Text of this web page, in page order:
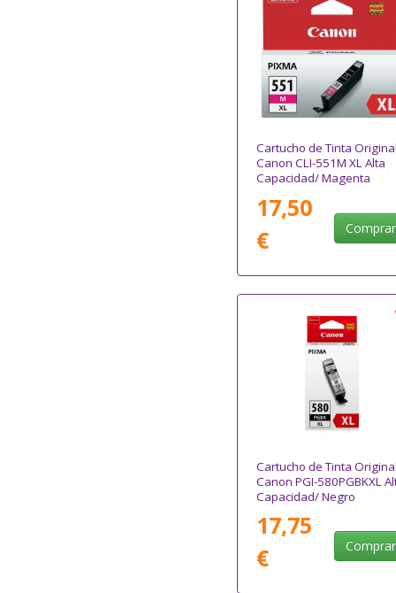
Cartucho de Tinta
Canon CLI-551M XL Alta
Capacidad/ Magenta
17,50
€
Comprar
Cartucho de Tinta
Canon PGI-580PGBKXL
Capacidad/ Negro
17,75
€
Comprar